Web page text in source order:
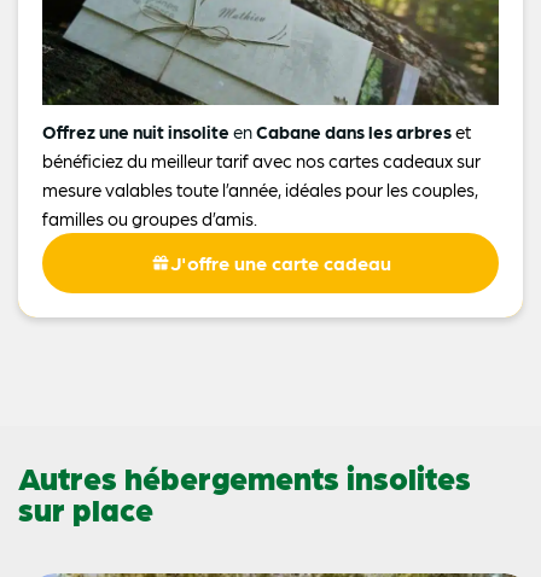
Offrez une nuit insolite enCabane dans les arbreset
bénéficiez du meilleur tarif avec nos cartes cadeaux sur
mesure valables toute l’année, idéales pour les couples,
familles ou groupes d’amis.
J'offre une carte cadeau
Autres hébergements insolites
sur place